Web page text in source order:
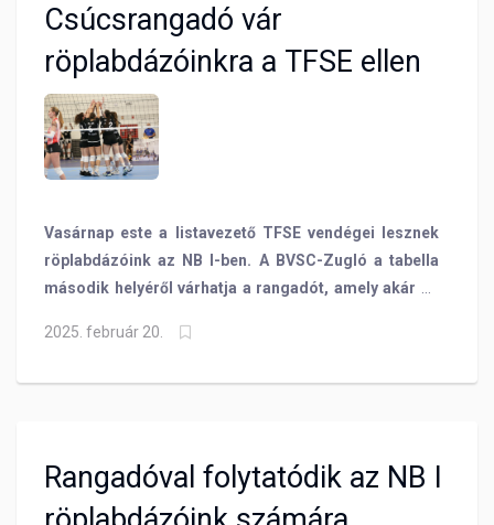
Csúcsrangadó vár
röplabdázóinkra a TFSE ellen
Vasárnap este a listavezető TFSE vendégei lesznek
röplabdázóink az NB I-ben. A BVSC-Zugló a tabella
második helyéről várhatja a rangadót, amely akár az
majd.
2025. február 20.
Rangadóval folytatódik az NB I